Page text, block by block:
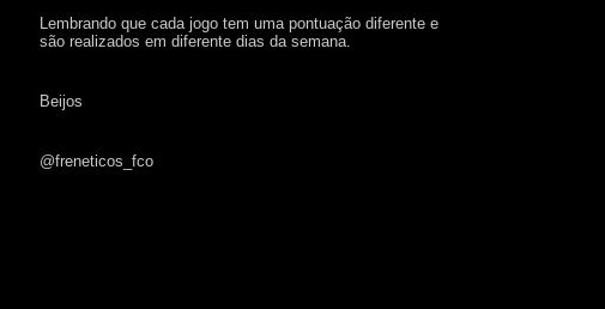
Lembrando que cada jogo tem uma pontuação diferente e
são realizados em diferente dias da semana.
Beijos
@freneticos_fco